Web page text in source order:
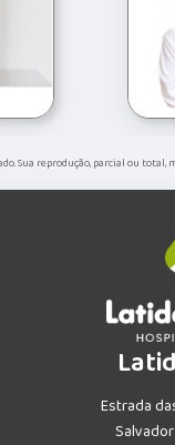
Sua reprodução, parcial ou
Estrada